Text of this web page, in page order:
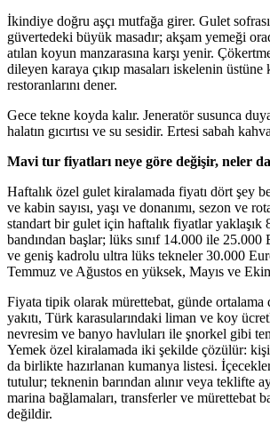
İkindiye doğru aşçı mutfağa girer. Gulet
güvertedeki büyük masadır; akşam yemeği
atılan koyun manzarasına karşı yenir.
dileyen karaya çıkıp masaları iskelenin üstüne
restoranlarını dener.
Gece tekne koyda kalır. Jeneratör susunca
halatın gıcırtısı ve su sesidir. Ertesi sabah
Mavi tur fiyatları neye göre değişir, neler
Haftalık özel gulet kiralamada fiyatı dört şey
ve kabin sayısı, yaşı ve donanımı, sezon ve
standart bir gulet için haftalık fiyatlar yaklaşık
bandından başlar; lüks sınıf 14.000 ile 25.000
ve geniş kadrolu ultra lüks tekneler 30.000
Temmuz ve Ağustos en yüksek, Mayıs ve
Fiyata tipik olarak mürettebat, günde ortalama
yakıtı, Türk karasularındaki liman ve koy
nevresim ve banyo havluları ile şnorkel gibi
Yemek özel kiralamada iki şekilde çözülür: kişi
da birlikte hazırlanan kumanya listesi.
tutulur; teknenin barından alınır veya teklifte
marina bağlamaları, transferler ve mürettebat
değildir.